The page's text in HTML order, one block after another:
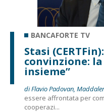
BANCAFORTE TV
Stasi
convinzione:
insieme”
di Flavio Padovan,
essere affrontata per
cooperazi...